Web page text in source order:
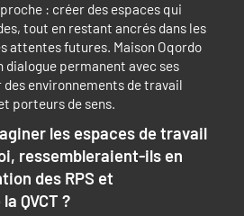
: créer des espaces qui
tout en restant ancrés dans les
attentes futures. Maison Oqordo
dialogue permanent avec ses
environnements de travail
porteurs de sens.
les espaces de travail
ressembleraient-ils en
des RPS et
QVCT ?